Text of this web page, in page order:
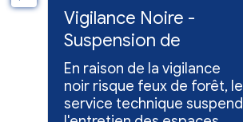
Vigilance Noire -
Suspension de
l'entretien des
espaces verts
En raison de la vigilance
noir risque feux de forêt, le
service technique suspend